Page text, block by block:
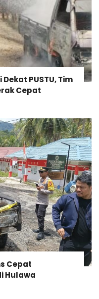
PUSTU, Tim
Cepat
Cepat
Hulawa